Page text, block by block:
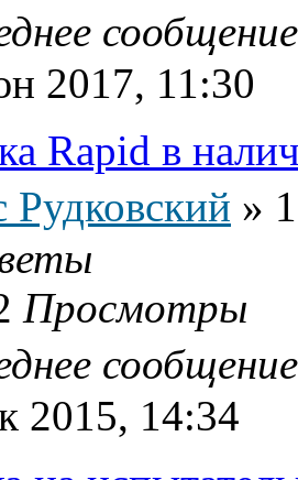
2017, 11:30
Rapid в
Рудковский »
Просмотры
2015, 14:34